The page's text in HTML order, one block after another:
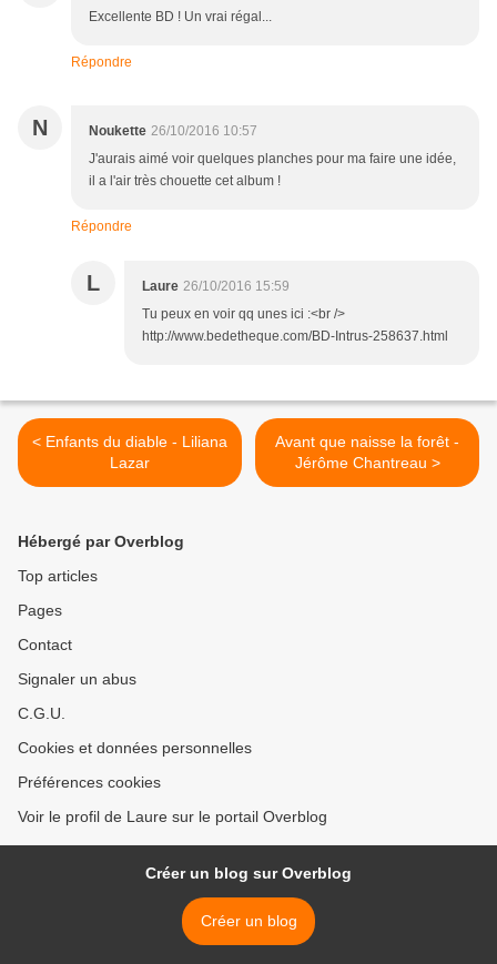
Excellente BD ! Un vrai régal...
Répondre
N Noukette 26/10/2016 10:57
J'aurais aimé voir quelques planches pour ma faire une idée,
il a l'air très chouette cet album !
Répondre
L Laure 26/10/2016 15:59
Tu peux en voir qq unes ici :<br />
http://www.bedetheque.com/BD-Intrus-258637.html
< Enfants du diable - Liliana
Lazar
Avant que naisse la forêt -
Jérôme Chantreau >
Hébergé par Overblog
Top articles
Pages
Contact
Signaler un abus
C.G.U.
Cookies et données personnelles
Préférences cookies
Voir le profil de Laure sur le portail Overblog
Créer un blog sur Overblog
Créer un blog